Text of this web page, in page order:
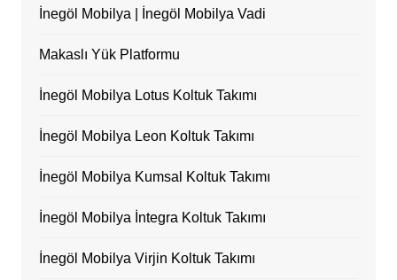
İnegöl Mobilya | İnegöl Mobilya Vadi
Makaslı Yük Platformu
İnegöl Mobilya Lotus Koltuk Takımı
İnegöl Mobilya Leon Koltuk Takımı
İnegöl Mobilya Kumsal Koltuk Takımı
İnegöl Mobilya İntegra Koltuk Takımı
İnegöl Mobilya Virjin Koltuk Takımı